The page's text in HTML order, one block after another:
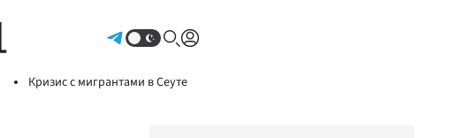
Кризис с мигрантами в Сеуте